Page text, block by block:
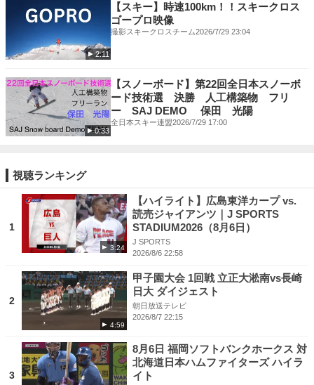
2:11
【スキー】時速100km！！スキークロス
ゴープロ映像
撮影スキークロスチーム2026/7/29 23:04
0:33
【スノーボード】第22回全日本スノーボ
ード技術選 決勝 人工構築物 フリ
ー SAJ DEMO 保田 光陽
全日本スキー連盟2026/7/29 17:00
視聴ランキング
1
3:24
【ハイライト】広島東洋カープ vs.
読売ジャイアンツ｜J SPORTS
STADIUM2026（8月6日）
J SPORTS
2026/8/6 22:58
2
4:59
甲子園大会 1回戦 立正大淞南vs長崎
日大 ダイジェスト
朝日放送テレビ
2026/8/7 22:15
3
8月6日 福岡ソフトバンクホークス 対
北海道日本ハムファイターズ ハイラ
イト